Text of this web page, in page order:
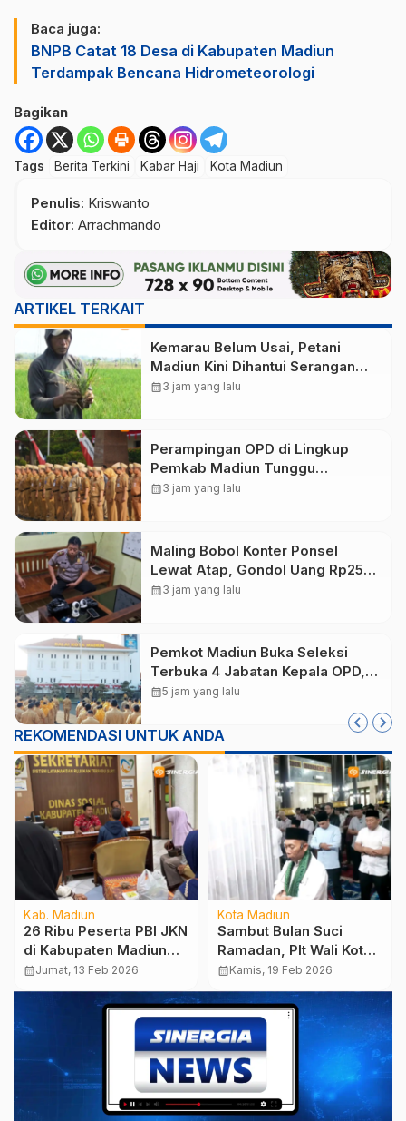
Baca juga:
BNPB Catat 18 Desa di Kabupaten Madiun
Terdampak Bencana Hidrometeorologi
Bagikan
Tags Berita Terkini Kabar Haji Kota Madiun
Penulis: Kriswanto
Editor: Arrachmando
ARTIKEL TERKAIT
Kemarau Belum Usai, Petani
Madiun Kini Dihantui Serangan
Wereng yang Ancam Produksi
calendar_month3 jam yang lalu
Perampingan OPD di Lingkup
Pemkab Madiun Tunggu
Persetujuan Kemendagri
calendar_month3 jam yang lalu
Maling Bobol Konter Ponsel
Lewat Atap, Gondol Uang Rp25
Juta dan Empat HP di Ponorogo
calendar_month3 jam yang lalu
Pemkot Madiun Buka Seleksi
Terbuka 4 Jabatan Kepala OPD,
Pendaftaran Dibuka hingga 16
calendar_month5 jam yang lalu
REKOMENDASI UNTUK ANDA
Kab. Madiun
26 Ribu Peserta PBI JKN
di Kabupaten Madiun
Dinonaktifkan
calendar_monthJumat, 13 Feb 2026
Kota Madiun
Sambut Bulan Suci
Ramadan, Plt Wali Kota :
Mari Saling
Menghormati dan
Jangan Main Petasan
calendar_monthKamis, 19 Feb 2026